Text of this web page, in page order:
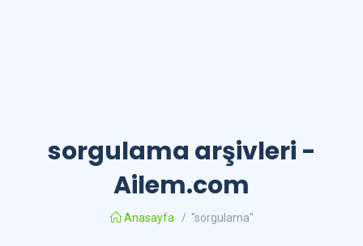
sorgulama arşivleri -
Ailem.com
Anasayfa / "sorgulama"